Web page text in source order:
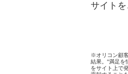
サイトを
※オリコン顧
結果。“満足を
をサイト上で